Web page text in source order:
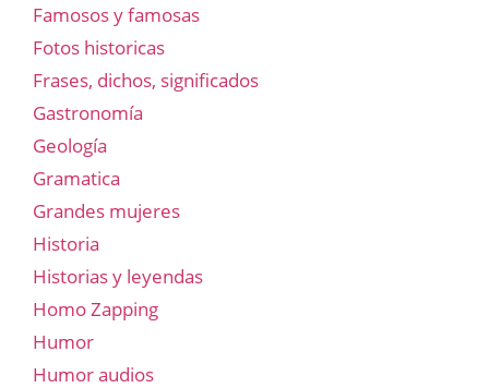
Famosos y famosas
Fotos historicas
Frases, dichos, significados
Gastronomía
Geología
Gramatica
Grandes mujeres
Historia
Historias y leyendas
Homo Zapping
Humor
Humor audios